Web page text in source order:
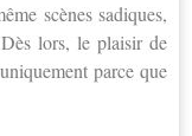
scènes sadiques,
lors, le plaisir de
parce que